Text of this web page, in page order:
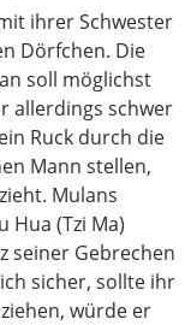
ihrer Schwester
Dörfchen. Die
soll möglichst
allerdings schwer
Ruck durch die
Mann stellen,
Mulans
Hua (Tzi Ma)
seiner Gebrechen
sicher, sollte ihr
würde er